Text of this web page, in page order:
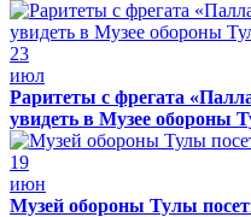
23
июл
Раритеты с фрегата
увидеть в Музее обороны
19
июн
Музей обороны Тулы